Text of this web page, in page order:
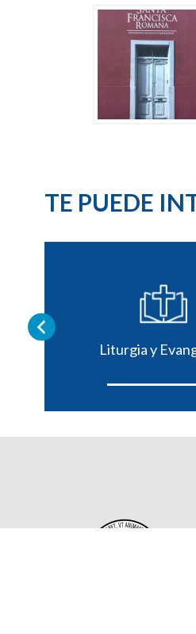
TE PUEDE
Liturgia y